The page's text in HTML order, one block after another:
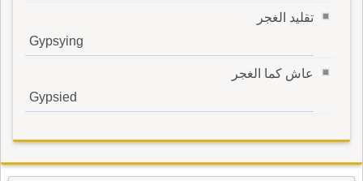
تقليد الغجر
Gypsying
عاش كما الغجر
Gypsied